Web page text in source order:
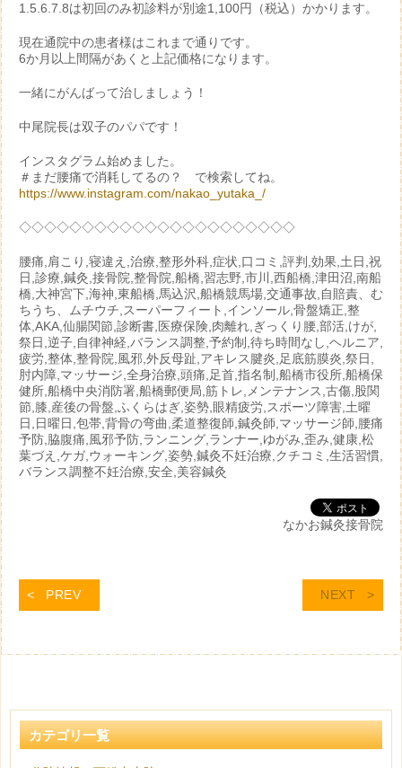
1.5.6.7.8は初回のみ初診料が別途1,100円（税込）かかります。
現在通院中の患者様はこれまで通りです。
6か月以上間隔があくと上記価格になります。
一緒にがんばって治しましょう！
中尾院長は双子のパパです！
インスタグラム始めました。
＃まだ腰痛で消耗してるの？ で検索してね。
https://www.instagram.com/nakao_yutaka_/
◇◇◇◇◇◇◇◇◇◇◇◇◇◇◇◇◇◇◇◇◇◇
腰痛,肩こり,寝違え,治療,整形外科,症状,口コミ,評判,効果,土日,祝
日,診療,鍼灸,接骨院,整骨院,船橋,習志野,市川,西船橋,津田沼,南船
橋,大神宮下,海神,東船橋,馬込沢,船橋競馬場,交通事故,自賠責、む
ちうち、ムチウチ,スーパーフィート,インソール,骨盤矯正,整
体,AKA,仙腸関節,診断書,医療保険,肉離れ,ぎっくり腰,部活,けが,
祭日,逆子,自律神経,バランス調整,予約制,待ち時間なし,ヘルニア,
疲労,整体,整骨院,風邪,外反母趾,アキレス腱炎,足底筋膜炎,祭日,
肘内障,マッサージ,全身治療,頭痛,足首,指名制,船橋市役所,船橋保
健所,船橋中央消防署,船橋郵便局,筋トレ,メンテナンス,古傷,股関
節,膝,産後の骨盤,ふくらはぎ,姿勢,眼精疲労,スポーツ障害,土曜
日,日曜日,包帯,背骨の弯曲,柔道整復師,鍼灸師,マッサージ師,腰痛
予防,脇腹痛,風邪予防,ランニング,ランナー,ゆがみ,歪み,健康,松
葉づえ,ケガ,ウォーキング,姿勢,鍼灸不妊治療,クチコミ,生活習慣,
バランス調整不妊治療,安全,美容鍼灸
なかお鍼灸接骨院
PREV NEXT
カテゴリ一覧